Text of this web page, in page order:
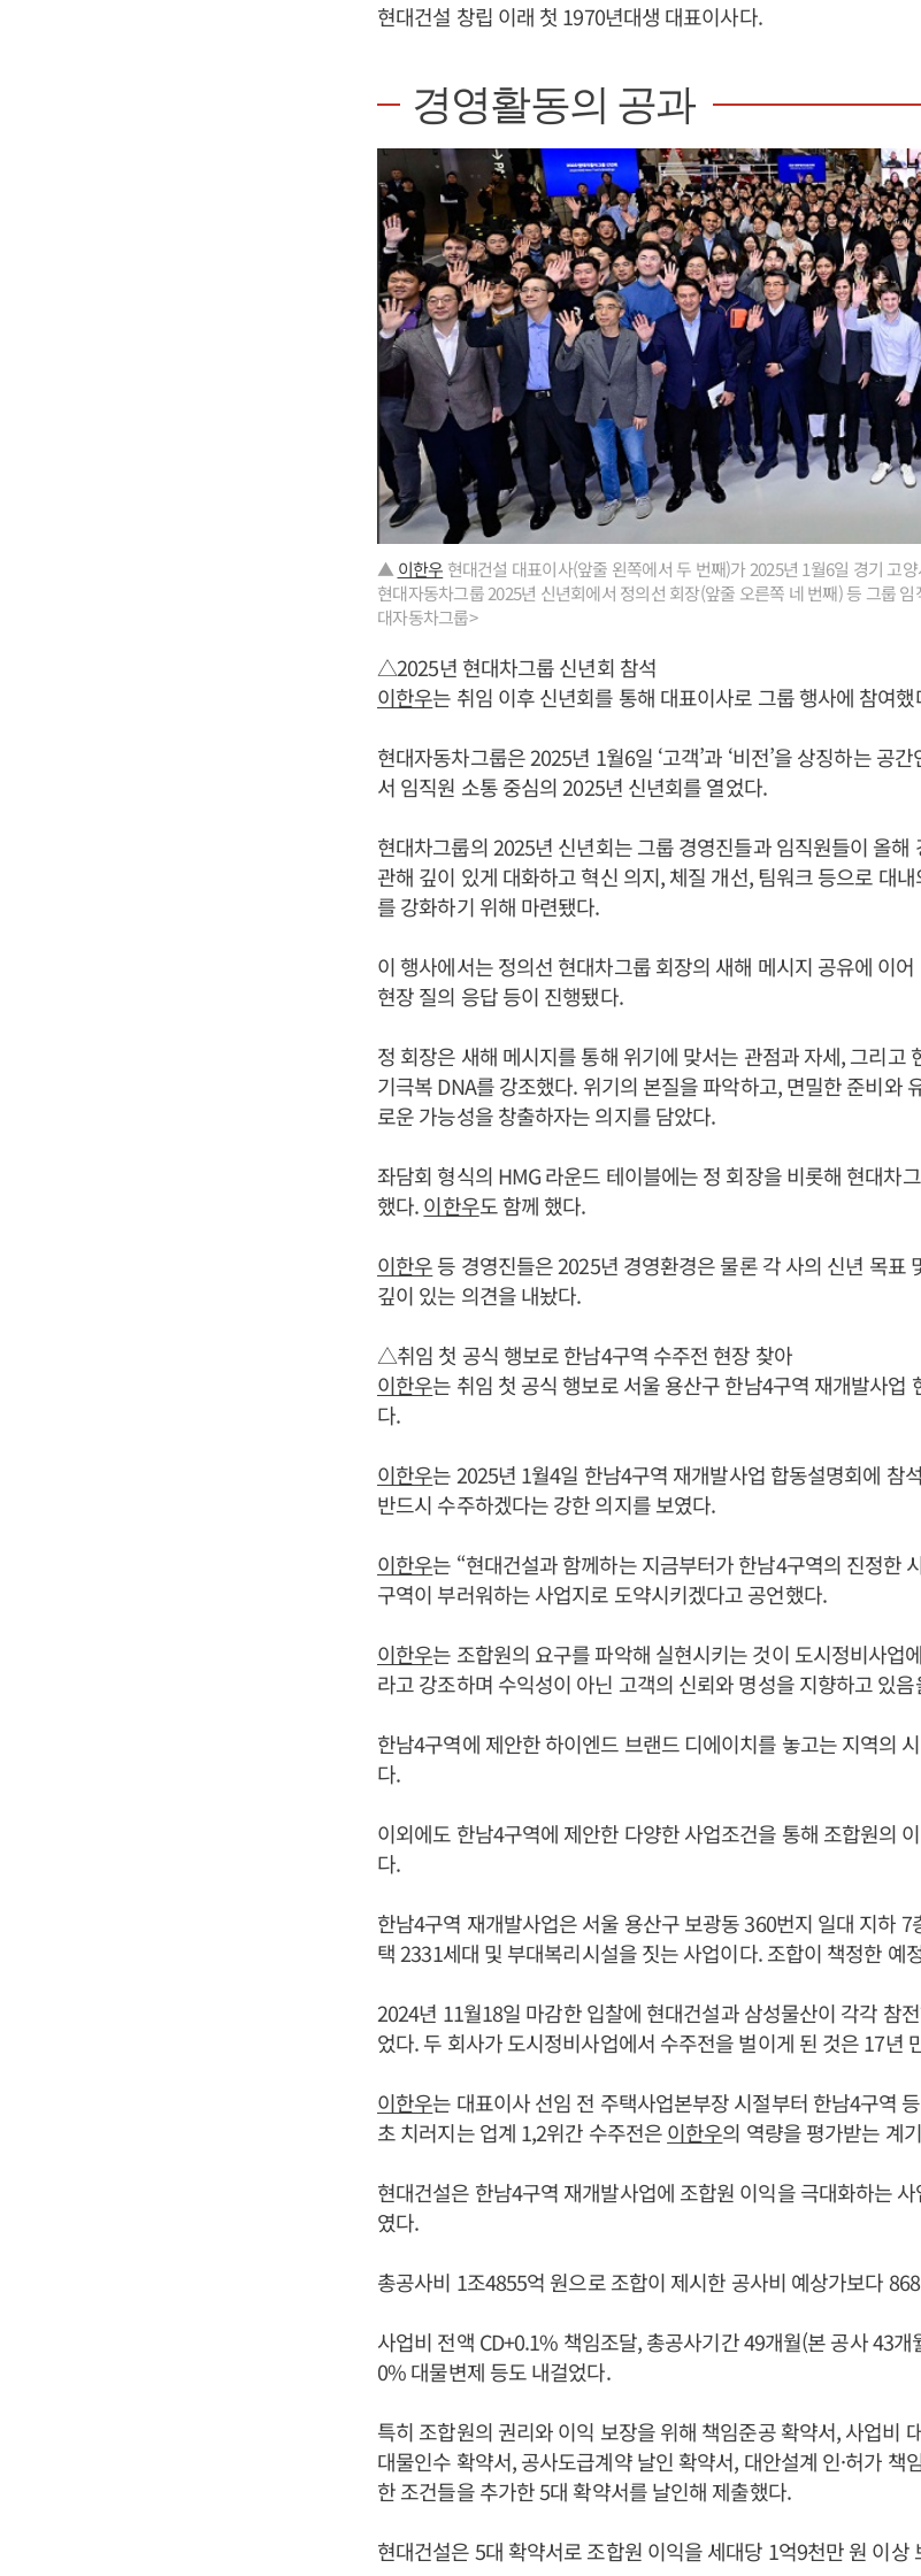
현대건설 창립 이래 첫 1970년대생 대표이사다.
경영활동의 공과
▲ 이한우 현대건설 대표이사(앞줄 왼쪽에서 두 번째)가 2025년 1월6일 경기 고
현대자동차그룹 2025년 신년회에서 정의선 회장(앞줄 오른쪽 네 번째) 등 그룹
대자동차그룹>
△2025년 현대차그룹 신년회 참석
이한우는 취임 이후 신년회를 통해 대표이사로 그룹 행사에 참여했
현대자동차그룹은 2025년 1월6일 ‘고객’과 ‘비전’을 상징하는 공
서 임직원 소통 중심의 2025년 신년회를 열었다.
현대차그룹의 2025년 신년회는 그룹 경영진들과 임직원들이 올해
관해 깊이 있게 대화하고 혁신 의지, 체질 개선, 팀워크 등으로 대
를 강화하기 위해 마련됐다.
이 행사에서는 정의선 현대차그룹 회장의 새해 메시지 공유에 이
현장 질의 응답 등이 진행됐다.
정 회장은 새해 메시지를 통해 위기에 맞서는 관점과 자세, 그리고
기극복 DNA를 강조했다. 위기의 본질을 파악하고, 면밀한 준비와
로운 가능성을 창출하자는 의지를 담았다.
좌담회 형식의 HMG 라운드 테이블에는 정 회장을 비롯해 현대차
했다.이한우도 함께 했다.
이한우등 경영진들은 2025년 경영환경은 물론 각 사의 신년 목표
깊이 있는 의견을 내놨다.
△취임 첫 공식 행보로 한남4구역 수주전 현장 찾아
이한우는 취임 첫 공식 행보로 서울 용산구 한남4구역 재개발사업
다.
이한우는 2025년 1월4일 한남4구역 재개발사업 합동설명회에 참
반드시 수주하겠다는 강한 의지를 보였다.
이한우는 “현대건설과 함께하는 지금부터가 한남4구역의 진정한
구역이 부러워하는 사업지로 도약시키겠다고 공언했다.
이한우는 조합원의 요구를 파악해 실현시키는 것이 도시정비사업
라고 강조하며 수익성이 아닌 고객의 신뢰와 명성을 지향하고 있
한남4구역에 제안한 하이엔드 브랜드 디에이치를 놓고는 지역의
다.
이외에도 한남4구역에 제안한 다양한 사업조건을 통해 조합원의
다.
한남4구역 재개발사업은 서울 용산구 보광동 360번지 일대 지하
택 2331세대 및 부대복리시설을 짓는 사업이다. 조합이 책정한 예
2024년 11월18일 마감한 입찰에 현대건설과 삼성물산이 각각 참
었다. 두 회사가 도시정비사업에서 수주전을 벌이게 된 것은 17년
이한우는 대표이사 선임 전 주택사업본부장 시절부터 한남4구역
초 치러지는 업계 1,2위간 수주전은이한우의 역량을 평가받는 계
현대건설은 한남4구역 재개발사업에 조합원 이익을 극대화하는
였다.
총공사비 1조4855억 원으로 조합이 제시한 공사비 예상가보다
사업비 전액 CD+0.1% 책임조달, 총공사기간 49개월(본 공사 43개
0% 대물변제 등도 내걸었다.
특히 조합원의 권리와 이익 보장을 위해 책임준공 확약서, 사업비
대물인수 확약서, 공사도급계약 날인 확약서, 대안설계 인·허가 책
한 조건들을 추가한 5대 확약서를 날인해 제출했다.
현대건설은 5대 확약서로 조합원 이익을 세대당 1억9천만 원 이상